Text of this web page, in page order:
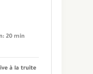
20 min
à la truite